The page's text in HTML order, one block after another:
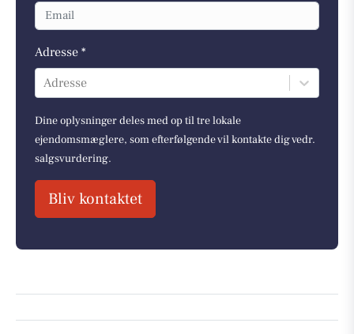
Adresse *
Adresse
Dine oplysninger deles med op til tre lokale
ejendomsmæglere, som efterfølgende vil kontakte dig vedr.
salgsvurdering.
Bliv kontaktet